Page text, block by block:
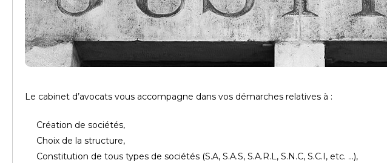
Le cabinet d’avocats vous accompagne dans vos démarches relatives à :
Création de sociétés,
Choix de la structure,
Constitution de tous types de sociétés (S.A, S.A.S, S.A.R.L, S.N.C, S.C.I, etc. ...),